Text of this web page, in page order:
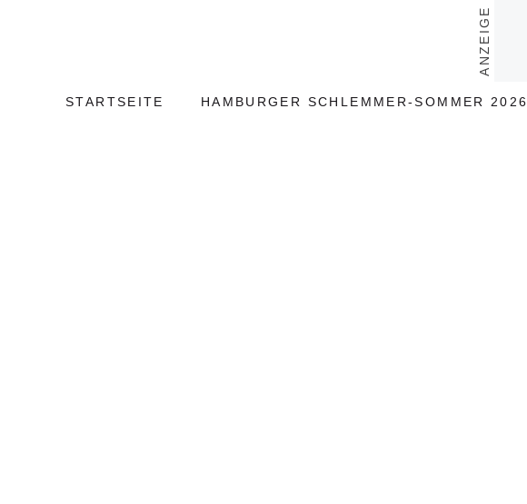
ANZEIGE
STARTSEITE HAMBURGER SCHLEMMER-SOMMER 2026